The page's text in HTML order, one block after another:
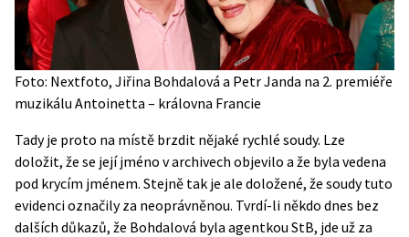
Foto: Nextfoto, Jiřina Bohdalová a Petr Janda na 2. premiéře
muzikálu Antoinetta – královna Francie
Tady je proto na místě brzdit nějaké rychlé soudy. Lze
doložit, že se její jméno v archivech objevilo a že byla vedena
pod krycím jménem. Stejně tak je ale doložené, že soudy tuto
evidenci označily za neoprávněnou. Tvrdí-li někdo dnes bez
dalších důkazů, že Bohdalová byla agentkou StB, jde už za